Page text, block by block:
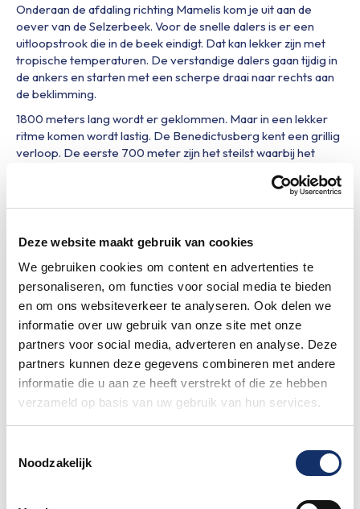
Deze website maakt gebruik van cookies
We gebruiken cookies om content en advertenties te
personaliseren, om functies voor social media te bieden
en om ons websiteverkeer te analyseren. Ook delen we
informatie over uw gebruik van onze site met onze
partners voor social media, adverteren en analyse. Deze
partners kunnen deze gegevens combineren met andere
informatie die u aan ze heeft verstrekt of die ze hebben
verzameld op basis van uw gebruik van hun services.
Noodzakelijk
Onderaan de afdaling richting Mamelis kom je uit aan de
oever van de Selzerbeek. Voor de snelle dalers is er een
uitloopstrook die in de beek eindigt. Dat kan lekker zijn met
tropische temperaturen. De verstandige dalers gaan tijdig in
de ankers en starten met een scherpe draai naar rechts aan
de beklimming.
1800 meters lang wordt er geklommen. Maar in een lekker
ritme komen wordt lastig. De Benedictusberg kent een grillig
verloop. De eerste 700 meter zijn het steilst waarbij het
oploopt. Na deze 700 meter kom je even op adem. Achter je
Huzarenstukje
Een licht glooiend intermezzo brengt je hartslag weer even
tot bedaren. Ten tijde van onze verkenning stonden de
koolzaadvelden die karakteristiek zijn voor deze regio in bloei.
Als felgele lappen liggen deze velden over de flank van de
heuvel. Een mooi gezicht waar je kortstondig van kan
genieten. Want na een goede 500 meter mild klauterwerk
volgt het huzarenstukje van de Bendictusberg. Via een
haarspeldbocht’ ingeslingerd. Het wordt flink steil. Als we de
statistieken mogen geloven zelfs plaatselijk 18%. Dus zorg dat